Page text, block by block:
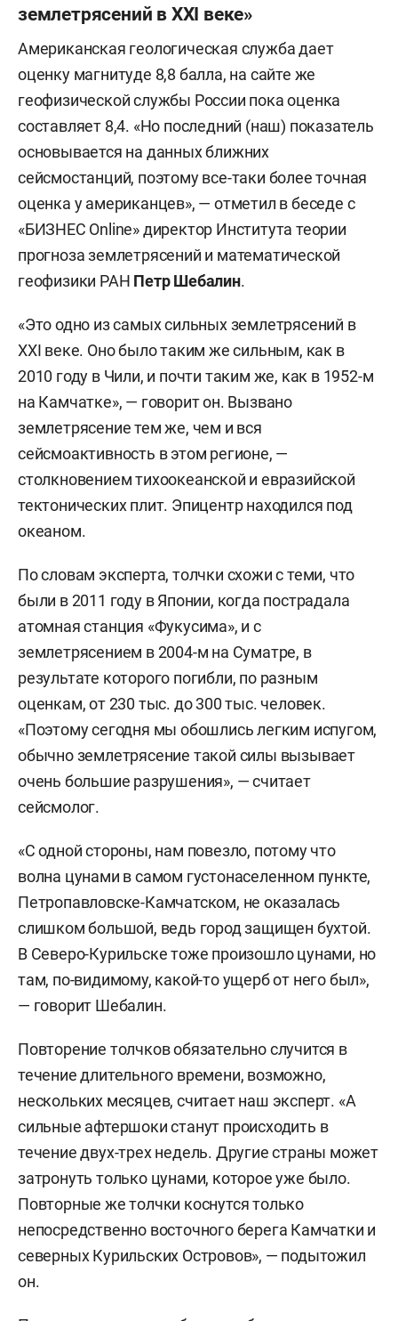
землетрясений в XXI веке»
Американская геологическая служба дает
оценку магнитуде 8,8 балла, на сайте же
геофизической службы России пока оценка
составляет 8,4. «Но последний (наш) показатель
основывается на данных ближних
сейсмостанций, поэтому все-таки более точная
оценка у американцев», — отметил в беседе с
«БИЗНЕС Online» директор Института теории
прогноза землетрясений и математической
геофизики РАН Петр Шебалин.
«Это одно из самых сильных землетрясений в
XXI веке. Оно было таким же сильным, как в
2010 году в Чили, и почти таким же, как в 1952-м
на Камчатке», — говорит он. Вызвано
землетрясение тем же, чем и вся
сейсмоактивность в этом регионе, —
столкновением тихоокеанской и евразийской
тектонических плит. Эпицентр находился под
океаном.
По словам эксперта, толчки схожи с теми, что
были в 2011 году в Японии, когда пострадала
атомная станция «Фукусима», и с
землетрясением в 2004-м на Суматре, в
результате которого погибли, по разным
оценкам, от 230 тыс. до 300 тыс. человек.
«Поэтому сегодня мы обошлись легким испугом,
обычно землетрясение такой силы вызывает
очень большие разрушения», — считает
сейсмолог.
«С одной стороны, нам повезло, потому что
волна цунами в самом густонаселенном пункте,
Петропавловске-Камчатском, не оказалась
слишком большой, ведь город защищен бухтой.
В Северо-Курильске тоже произошло цунами, но
там, по-видимому, какой-то ущерб от него был»,
— говорит Шебалин.
Повторение толчков обязательно случится в
течение длительного времени, возможно,
нескольких месяцев, считает наш эксперт. «А
сильные афтершоки станут происходить в
течение двух-трех недель. Другие страны может
затронуть только цунами, которое уже было.
Повторные же толчки коснутся только
непосредственно восточного берега Камчатки и
северных Курильских Островов», — подытожил
он.